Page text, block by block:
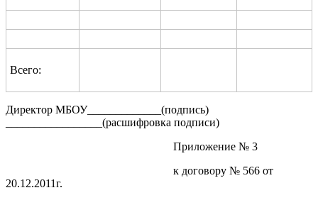
Всего:
Директор МБОУ_____________(подпись)
_________________(расшифровка подписи)
Приложение № 3
к договору № 566 от
20.12.2011г.